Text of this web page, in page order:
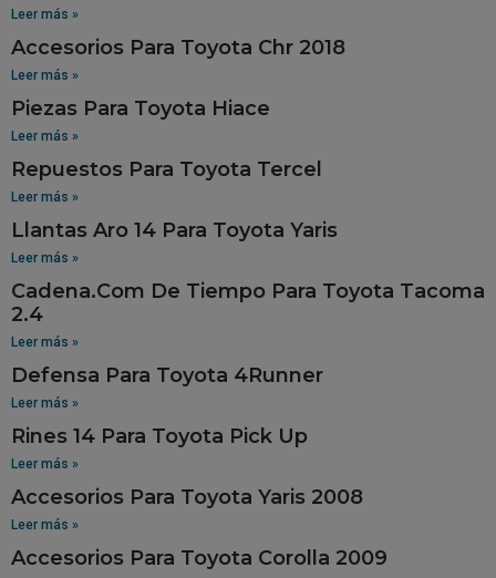
Leer más »
Accesorios Para Toyota Chr 2018
Leer más »
Piezas Para Toyota Hiace
Leer más »
Repuestos Para Toyota Tercel
Leer más »
Llantas Aro 14 Para Toyota Yaris
Leer más »
Cadena.Com De Tiempo Para Toyota Tacoma
2.4
Leer más »
Defensa Para Toyota 4Runner
Leer más »
Rines 14 Para Toyota Pick Up
Leer más »
Accesorios Para Toyota Yaris 2008
Leer más »
Accesorios Para Toyota Corolla 2009